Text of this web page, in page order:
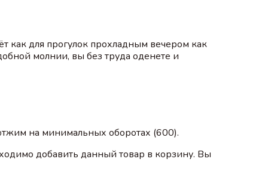
как для прогулок прохладным вечером как
молнии, вы без труда оденете и
на минимальных оборотах (600).
добавить данный товар в корзину. Вы